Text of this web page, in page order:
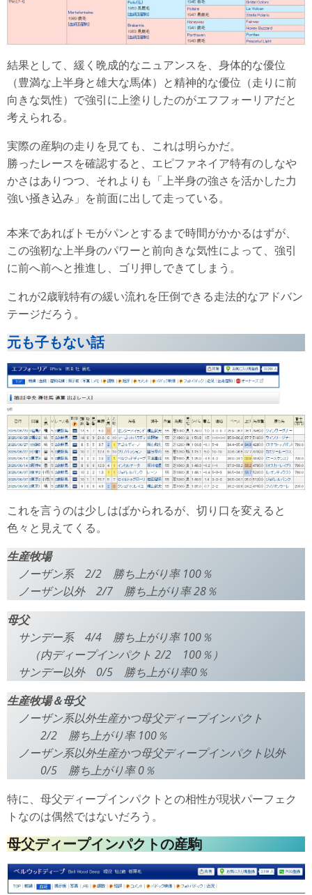
結果として、緩く晩成的なニュアンスを、身体的な優位
（豊満な上半身と雄大な馬体）と精神的な優位（走りに前
向きな気性）で強引に上塗りしたのがエフフォーリアだと
考えられる。
実際の産駒の走りを見ても、これは明らかだ。
勝ったレースを確認すると、エピファネイア特有のしなや
かさはありつつ、それよりも「上半身の強さを活かした力
強い掻き込み」を前面に出して走っている。
本来であればトモがパンとするまで時間がかかるはずが、
この強靭な上半身のパワーと前向きな気性によって、強引
に前へ前へと推進し、ゴリ押しできてしまう。
これが2歳戦特有の緩い流れを圧倒できる走法的なアドバン
テージだろう。
元も子もない話
これを言うのは少しはばかられるが、切り口を変えると
色々と見えてくる。
生産牧場
ノーザン系 2/2 勝ち上がり率 100％
ノーザン以外 2/7 勝ち上がり率 28％
母父
サンデー系 4/4 勝ち上がり率 100％
（内ディープインパクト 2/2 100％）
サンデー以外 0/5 勝ち上がり率0％
生産牧場＆母父
ノーザン系以外生産かつ母父ディープインパクト
2/2 勝ち上がり率 100％
ノーザン系以外生産かつ母父ディープインパクト以外
0/5 勝ち上がり率 0％
特に、母父ディープインパクトとの相性が現状パーフェク
トなのは偶然ではないだろう。
母父ディープインパクトの産駒